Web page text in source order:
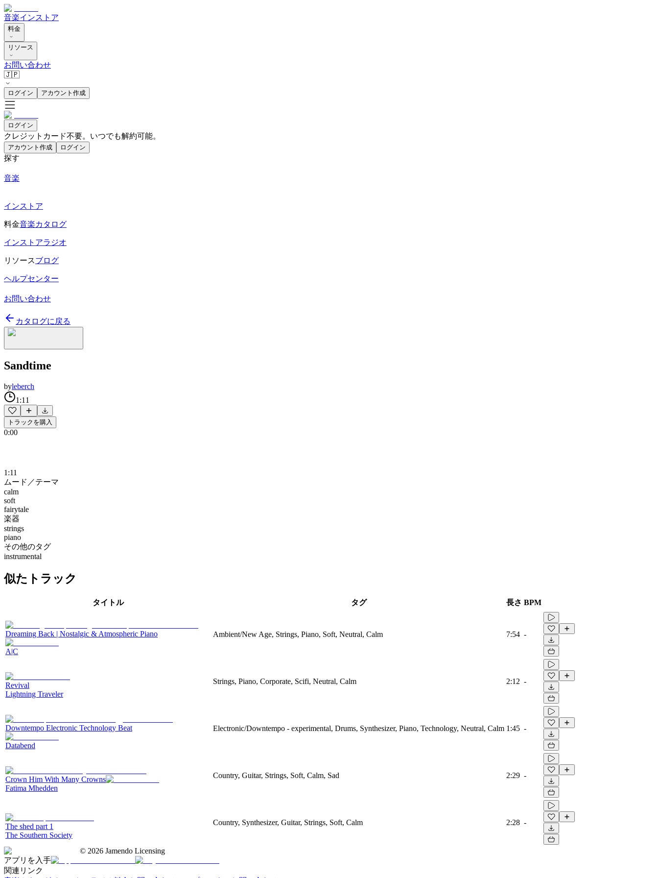
音楽インストア
料金
リソース
お問い合わせ
🇯🇵
ログイン アカウント作成
ログイン
クレジットカード不要。いつでも解約可能。
アカウント作成 ログイン
探す
音楽
インストア
料金音楽カタログ
インストアラジオ
リソースブログ
ヘルプセンター
お問い合わせ
カタログに戻る
Sandtime
byleberch
1:11
トラックを購入
0:00
1:11
ムード／テーマ
calm
soft
fairytale
楽器
strings
piano
その他のタグ
instrumental
似たトラック
タイトル タグ 長さ BPM
Dreaming Back | Nostalgic & Atmospheric Piano
A|C
Ambient/New Age, Strings, Piano, Soft, Neutral, Calm 7:54 -
Revival
Lightning Traveler
Strings, Piano, Corporate, Scifi, Neutral, Calm 2:12 -
Downtempo Electronic Technology Beat
Databend
Electronic/Downtempo - experimental, Drums, Synthesizer, Piano, Technology, Neutral, Calm 1:45 -
Crown Him With Many Crowns
Fatima Mhedden
Country, Guitar, Strings, Soft, Calm, Sad 2:29 -
The shed part 1
The Southern Society
Country, Synthesizer, Guitar, Strings, Soft, Calm 2:28 -
© 2026 Jamendo Licensing
アプリを入手
関連リンク